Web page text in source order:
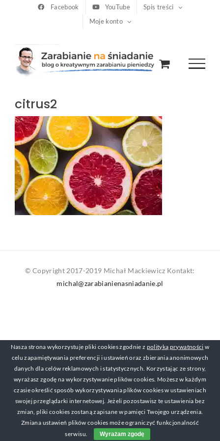
Facebook YouTube
Spis treści
Moje konto
citrus2
© Copyright 2017-2019 Michał Mackiewicz Kontakt:
michal@zarabianienasniadanie.pl
Nasza strona wykorzystuje pliki cookies zgodnie z polityką prywatności w
celu zapamiętywania preferencji i ustawień oraz zbierania anonimowych
danych dla celów reklamowych i statystycznych. Korzystając ze strony,
wyrażasz zgodę na wykorzystywanie plików cookies. Możesz w każdym
czasie określić sposób wykorzystywania plików cookies w ustawieniach
swojej przeglądarki internetowej. Jeżeli pozostawisz te ustawienia bez
zmian, pliki cookies zostaną zapisane w pamięci Twojego urządzenia.
Zmiana ustawień plików cookies może ograniczyć funkcjonalność
serwisu.
Wyrażam zgodę